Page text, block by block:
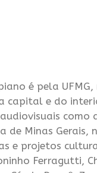
é pela
capital e do
como
Minas Gerais,
e projetos
Ferragutti,